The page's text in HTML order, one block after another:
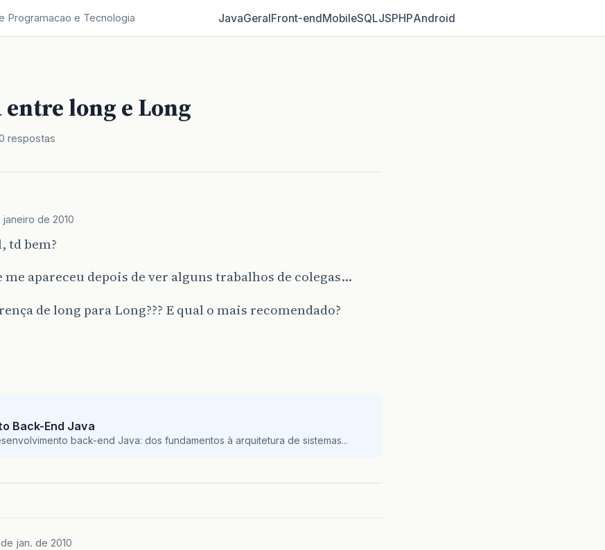
Programacao e Tecnologia JavaGeralFront‑endMobileSQLJSPHPAndroid
long e Long
respostas
de 2010
td bem?
me apareceu depois de ver alguns trabalhos de colegas…
de long para Long??? E qual o mais recomendado?
Back-End Java
back-end Java: dos fundamentos à arquitetura de sistemas...
jan. de 2010